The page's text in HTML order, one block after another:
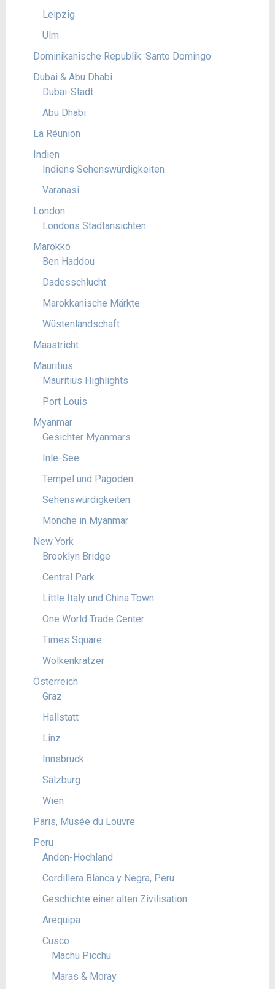
Leipzig
Ulm
Dominikanische Republik: Santo Domingo
Dubai & Abu Dhabi
Dubai-Stadt
Abu Dhabi
La Réunion
Indien
Indiens Sehenswürdigkeiten
Varanasi
London
Londons Stadtansichten
Marokko
Ben Haddou
Dadesschlucht
Marokkanische Märkte
Wüstenlandschaft
Maastricht
Mauritius
Mauritius Highlights
Port Louis
Myanmar
Gesichter Myanmars
Inle-See
Tempel und Pagoden
Sehenswürdigkeiten
Mönche in Myanmar
New York
Brooklyn Bridge
Central Park
Little Italy und China Town
One World Trade Center
Times Square
Wolkenkratzer
Österreich
Graz
Hallstatt
Linz
Innsbruck
Salzburg
Wien
Paris, Musée du Louvre
Peru
Anden-Hochland
Cordillera Blanca y Negra, Peru
Geschichte einer alten Zivilisation
Arequipa
Cusco
Machu Picchu
Maras & Moray